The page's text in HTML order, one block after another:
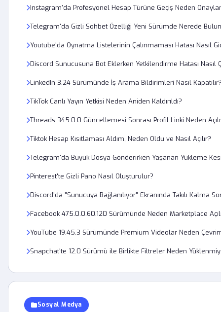
Sosyal Medya
Instagram'da Profesyonel Hesap Türüne Geçiş Neden
Telegram'da Gizli Sohbet Özelliği Yeni Sürümde Nerede
Youtube'da Oynatma Listelerinin Çalınmaması Hatası Nasıl
Discord Sunucusuna Bot Eklerken Yetkilendirme Hatası Nasıl
LinkedIn 3.24 Sürümünde İş Arama Bildirimleri Nasıl
TikTok Canlı Yayın Yetkisi Neden Aniden Kaldırıldı?
Threads 345.0.0 Güncellemesi Sonrası Profil Linki Neden
Tiktok Hesap Kısıtlaması Aldım, Neden Oldu ve Nasıl Açılır?
Telegram'da Büyük Dosya Gönderirken Yaşanan Yükleme
Pinterest'te Gizli Pano Nasıl Oluşturulur?
Discord'da "Sunucuya Bağlanılıyor" Ekranında Takılı Kalma
Facebook 475.0.0.60.120 Sürümünde Neden Marketplace
YouTube 19.45.3 Sürümünde Premium Videolar Neden
Snapchat'te 12.0 Sürümü ile Birlikte Filtreler Neden